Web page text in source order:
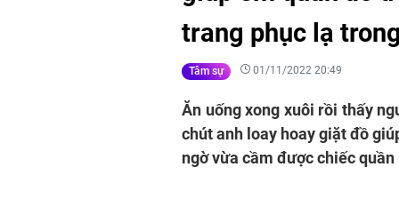
trang phục lạ
Tâm sự 01/11/2022 20:49
Ăn uống xong xuôi rồi thấy
chút anh loay hoay giặt đồ
ngờ vừa cầm được chiếc